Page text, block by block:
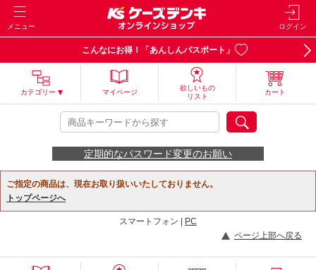
メニュー ログイン
こんなにお得！「あんしんパスポート」
カテゴリー マイページ
欲しいもの
リスト
カート
定期的なパスワード変更のお願い
ご指定の商品は、現在お取り扱いいたしておりません。
トップページへ
スマートフォン |
PC
ページ上部へ戻る